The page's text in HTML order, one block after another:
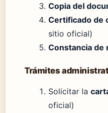
Copia del
Certificado de
sitio oficial)
Constancia de
Trámites
Solicitar la
oficial)